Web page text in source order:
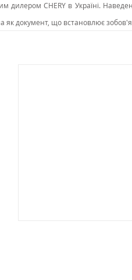
дилером CHERY в Україні.
як документ, що встановлює